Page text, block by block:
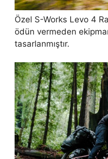
Özel S-Works Levo 4
ödün vermeden
tasarlanmıştır.